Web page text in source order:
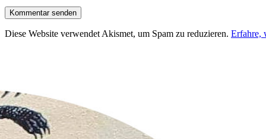
Diese Website verwendet Akismet, um Spam zu reduzieren. Erfahre,